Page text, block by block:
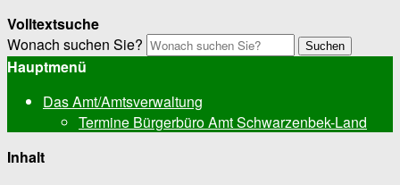
Volltextsuche
Wonach suchen Sie?
Suchen
Hauptmenü
Das Amt/Amtsverwaltung
Termine Bürgerbüro Amt Schwarzenbek-Land
Inhalt